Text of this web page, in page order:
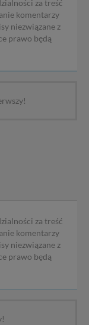
za treść
komentarzy
niezwiązane z
prawo będą
za treść
komentarzy
niezwiązane z
prawo będą